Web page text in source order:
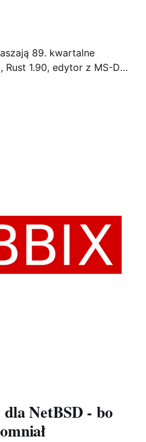
89. kwartalne
1.90, edytor z MS-DOS
2326 aktualizacji i
NetBSD - bo